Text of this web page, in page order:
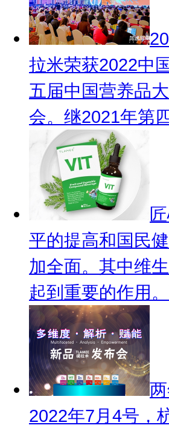
拉米荣获2022中
五届中国营养品
会。继2021年第
平的提高和国民
加全面。其中维
起到重要的作用
2022年7月4号，